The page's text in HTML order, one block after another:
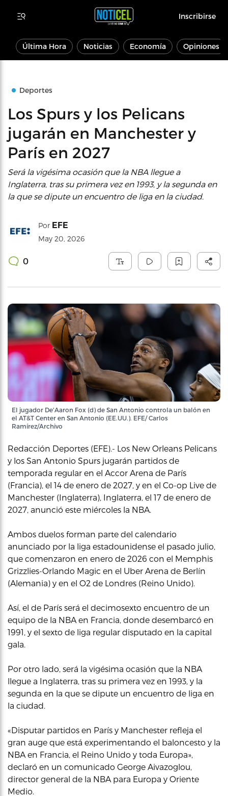
Inscribirse
Última Hora Noticias Economía Opiniones
Deportes
Los Spurs y los Pelicans
jugarán en Manchester y
París en 2027
Será la vigésima ocasión que la NBA llegue a
Inglaterra, tras su primera vez en 1993, y la segunda en
la que se dipute un encuentro de liga en la ciudad.
Por EFE
May 20, 2026
0
El jugador De'Aaron Fox (d) de San Antonio controla un balón en
el AT&T Center en San Antonio (EE.UU.). EFE/ Carlos
Ramírez/Archivo
Redacción Deportes (EFE).- Los New Orleans Pelicans
y los San Antonio Spurs jugarán partidos de
temporada regular en el Accor Arena de París
(Francia), el 14 de enero de 2027, y en el Co-op Live de
Manchester (Inglaterra), Inglaterra, el 17 de enero de
2027, anunció este miércoles la NBA.
Ambos duelos forman parte del calendario
anunciado por la liga estadounidense el pasado julio,
que comenzaron en enero de 2026 con el Memphis
Grizzlies-Orlando Magic en el Uber Arena de Berlín
(Alemania) y en el O2 de Londres (Reino Unido).
Así, el de París será el decimosexto encuentro de un
equipo de la NBA en Francia, donde desembarcó en
1991, y el sexto de liga regular disputado en la capital
gala.
Por otro lado, será la vigésima ocasión que la NBA
llegue a Inglaterra, tras su primera vez en 1993, y la
segunda en la que se dipute un encuentro de liga en
la ciudad.
«Disputar partidos en París y Manchester refleja el
gran auge que está experimentando el baloncesto y la
NBA en Francia, el Reino Unido y toda Europa»,
declaró en un comunicado George Aivazoglou,
director general de la NBA para Europa y Oriente
Medio.